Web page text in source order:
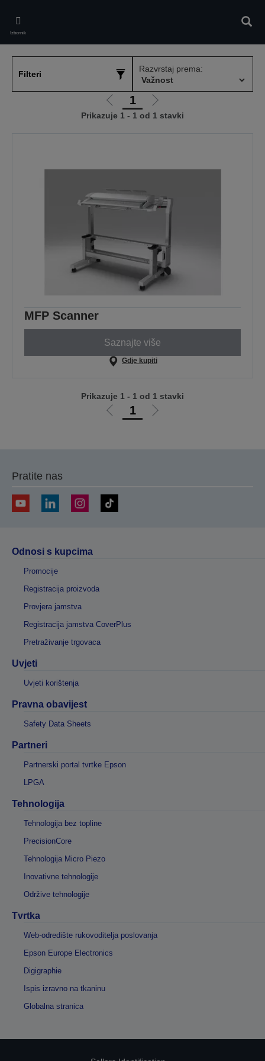
main
content
Izbornik
Filteri
Razvrstaj prema:
Idi
na
1
Idi
na
Prikazuje 1 - 1 od 1 stavki
MFP Scanner
Saznajte više
Gdje kupiti
Idi
1
Idi
Prikazuje 1 - 1 od 1 stavki
Pratite nas
Odnosi s kupcima
Promocije
Registracija proizvoda
Provjera jamstva
Registracija jamstva CoverPlus
Pretraživanje trgovaca
Uvjeti
Uvjeti korištenja
Pravna obavijest
Safety Data Sheets
Partneri
Partnerski portal tvrtke Epson
LPGA
Tehnologija
Tehnologija bez topline
PrecisionCore
Tehnologija Micro Piezo
Inovativne tehnologije
Održive tehnologije
Tvrtka
Web-odredište rukovoditelja poslovanja
Epson Europe Electronics
Digigraphie
Ispis izravno na tkaninu
Globalna stranica